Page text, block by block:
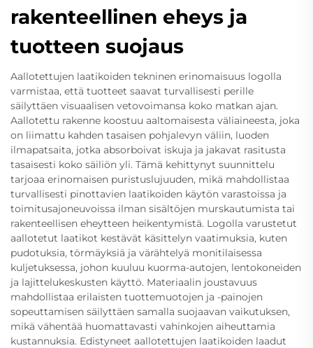
rakenteellinen eheys ja
tuotteen suojaus
Aallotettujen laatikoiden tekninen erinomaisuus logolla
varmistaa, että tuotteet saavat turvallisesti perille
säilyttäen visuaalisen vetovoimansa koko matkan ajan.
Aallotettu rakenne koostuu aaltomaisesta väliaineesta, joka
on liimattu kahden tasaisen pohjalevyn väliin, luoden
ilmapatsaita, jotka absorboivat iskuja ja jakavat rasitusta
tasaisesti koko säiliön yli. Tämä kehittynyt suunnittelu
tarjoaa erinomaisen puristuslujuuden, mikä mahdollistaa
turvallisesti pinottavien laatikoiden käytön varastoissa ja
toimitusajoneuvoissa ilman sisältöjen murskautumista tai
rakenteellisen eheytteen heikentymistä. Logolla varustetut
aallotetut laatikot kestävät käsittelyn vaatimuksia, kuten
pudotuksia, törmäyksiä ja värähtelyä monitilaisessa
kuljetuksessa, johon kuuluu kuorma-autojen, lentokoneiden
ja lajittelukeskusten käyttö. Materiaalin joustavuus
mahdollistaa erilaisten tuottemuotojen ja -painojen
sopeuttamisen säilyttäen samalla suojaavan vaikutuksen,
mikä vähentää huomattavasti vahinkojen aiheuttamia
kustannuksia. Edistyneet aallotettujen laatikoiden laadut